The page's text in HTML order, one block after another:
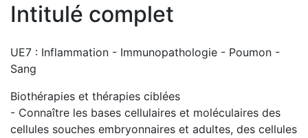
Intitulé complet
UE7 : Inflammation - Immunopathologie - Poumon -
Sang
Biothérapies et thérapies ciblées
- Connaître les bases cellulaires et moléculaires des
cellules souches embryonnaires et adultes, des cellules